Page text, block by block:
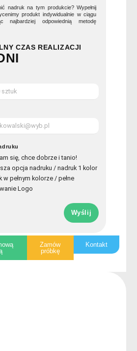
nadruk na tym produkcie? Wypełnij
produkt indywidualnie w ciągu
najbardziej odpowiednią metodę
CZAS REALIZACJI
się, chce dobrze i tanio!
opcja nadruku / nadruk 1 kolor
w pełnym kolorze / pełne
Logo
Wyślij
Zamów
próbkę
Kontakt